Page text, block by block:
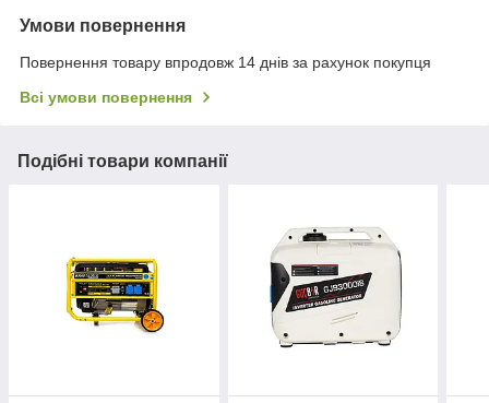
Умови повернення
Повернення товару впродовж 14 днів за рахунок покупця
Всі умови повернення
Подібні товари компанії